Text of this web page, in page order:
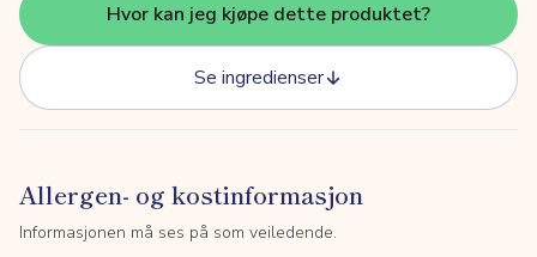
Hvor kan jeg kjøpe dette produktet?
Se ingredienser
Allergen- og kostinformasjon
Informasjonen må ses på som veiledende.